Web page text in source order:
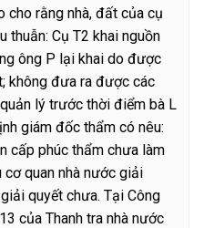
rằng nhà, đất của cụ
thuẫn: Cụ T2 khai nguồn
ông P lại khai do được
không đưa ra được các
lý trước thời điểm bà L
giám đốc thẩm có nêu:
cấp phúc thẩm chưa làm
quan nhà nước giải
quyết chưa. Tại Công
của Thanh tra nhà nước